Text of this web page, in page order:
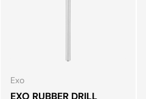
Exo
EXO RUBBER DRILL